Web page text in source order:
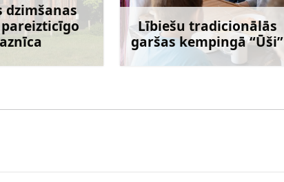
dzimšanas
Lībiešu tradicionālās
garšas kempingā “Ūši”
Uzzināt vairāk